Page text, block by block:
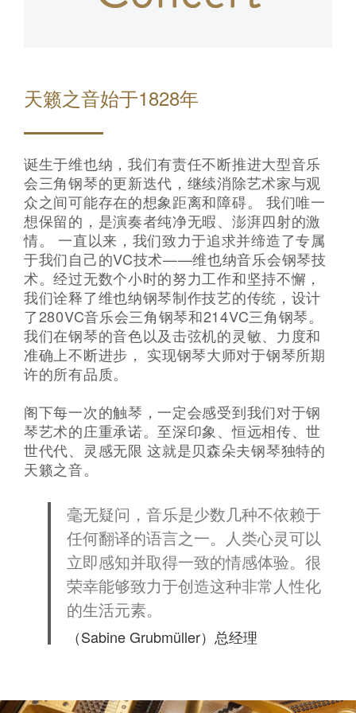
天籁之音始于1828年
诞生于维也纳，我们有责任不断推进大型音乐
会三角钢琴的更新迭代，继续消除艺术家与观
众之间可能存在的想象距离和障碍。 我们唯一
想保留的，是演奏者纯净无暇、澎湃四射的激
情。 一直以来，我们致力于追求并缔造了专属
于我们自己的VC技术——维也纳音乐会钢琴技
术。经过无数个小时的努力工作和坚持不懈，
我们诠释了维也纳钢琴制作技艺的传统，设计
了280VC音乐会三角钢琴和214VC三角钢琴。
我们在钢琴的音色以及击弦机的灵敏、力度和
准确上不断进步， 实现钢琴大师对于钢琴所期
许的所有品质。
阁下每一次的触琴，一定会感受到我们对于钢
琴艺术的庄重承诺。至深印象、恒远相传、世
世代代、灵感无限 这就是贝森朵夫钢琴独特的
天籁之音。
毫无疑问，音乐是少数几种不依赖于
任何翻译的语言之一。人类心灵可以
立即感知并取得一致的情感体验。很
荣幸能够致力于创造这种非常人性化
的生活元素。
（Sabine Grubmüller）总经理